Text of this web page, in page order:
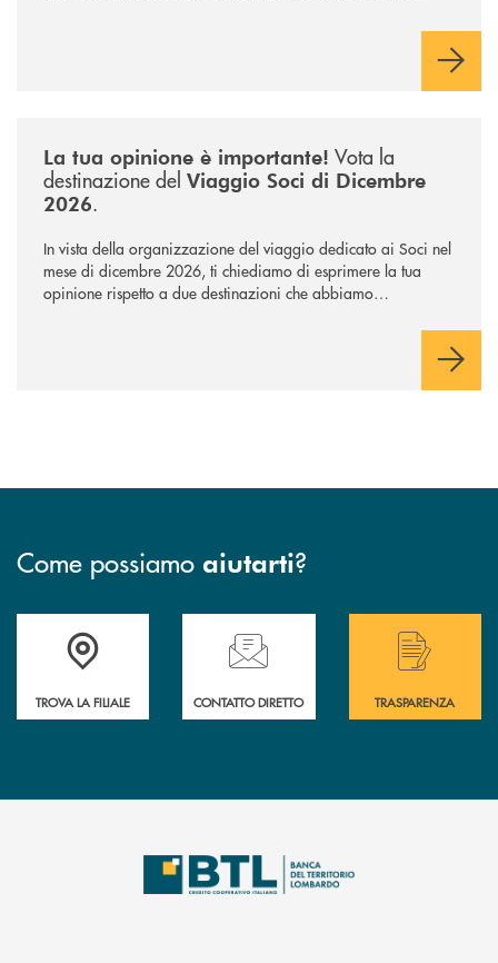
Il Gruppo, sotto la guida dell’Amministratore Delegato, e con
La tua opinione è importante! Vota la
destinazione del Viaggio Soci di Dicembre
2026.
In vista della organizzazione del viaggio dedicato ai Soci nel
mese di dicembre 2026, ti chiediamo di esprimere la tua
opinione rispetto a due destinazioni che abbiamo
Come possiamo aiutarti?
Accedi all' elenco completo delle filiali .
TROVA LA FILIALE
Hai bisogno di assistenza immediata?
CONTATTO DIRETTO
Hai bisogno di
TRASPARENZA